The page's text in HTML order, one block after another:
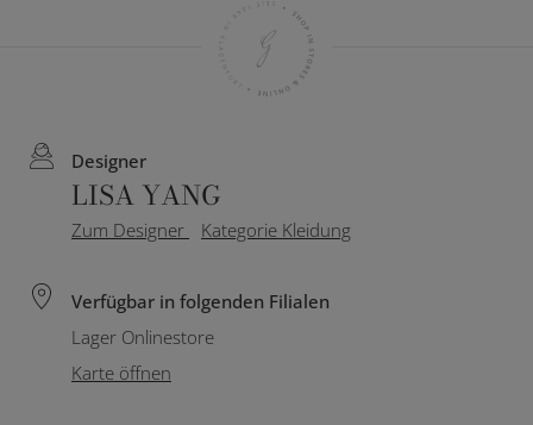
Designer
LISA YANG
Zum Designer Kategorie Kleidung
Verfügbar in folgenden Filialen
Lager Onlinestore
Karte öffnen